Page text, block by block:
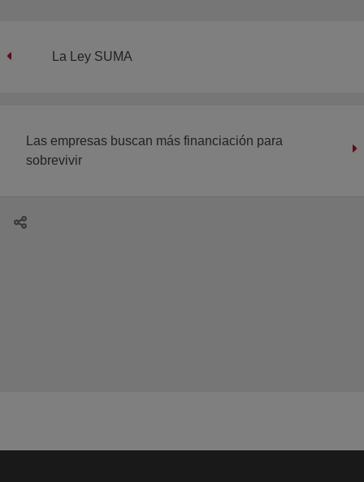
La Ley SUMA
Las empresas buscan más financiación para
sobrevivir